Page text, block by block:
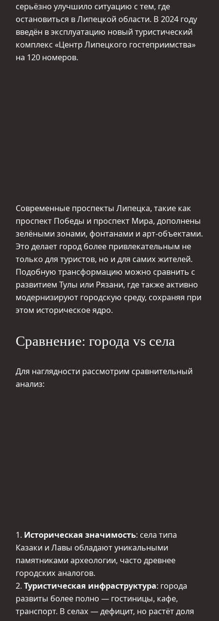
серьёзно улучшило ситуацию с тем, где
остановиться в Липецкой области. В 2024 году
введён в эксплуатацию новый туристический
комплекс «Центр Липецкого гостеприимства»
на 120 номеров.
Современные проспекты Липецка, такие как
проспект Победы и проспект Мира, дополнены
зелёными зонами, фонтанами и арт-объектами.
Это делает город более привлекательным не
только для туристов, но и для самих жителей.
Подобную трансформацию можно сравнить с
развитием Тулы или Рязани, где также активно
модернизируют городскую среду, сохраняя при
этом историческое ядро.
Сравнение: города vs села
Для наглядности рассмотрим сравнительный
анализ:
1. Историческая значимость: села типа
Казаки и Лавы обладают уникальными
памятниками археологии, часто древнее
городских аналогов.
2. Туристическая инфраструктура: города
развиты более полно — гостиницы, кафе,
транспорт. В селах — дефицит, но растёт доля